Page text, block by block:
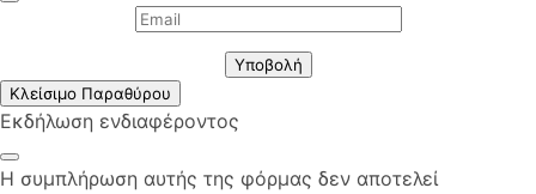
Υποβολή
Κλείσιμο Παραθύρου
Εκδήλωση ενδιαφέροντος
Η συμπλήρωση αυτής της φόρμας δεν αποτελεί